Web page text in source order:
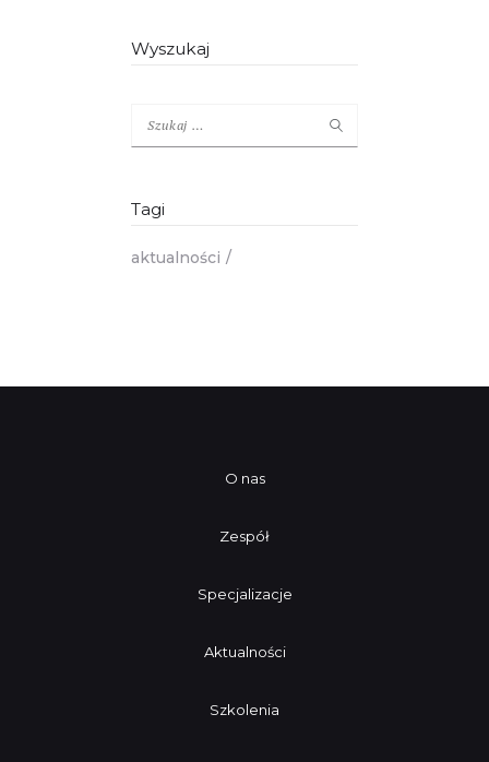
Wyszukaj
Szukaj:
Tagi
aktualności
O nas
Zespół
Specjalizacje
Aktualności
Szkolenia